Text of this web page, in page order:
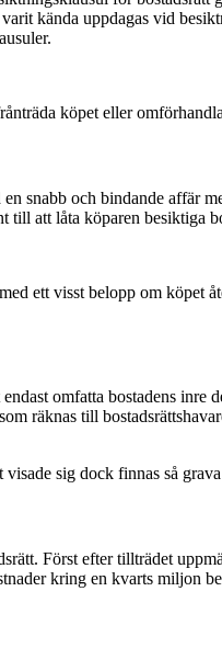
kända uppdagas vid
köpet eller
snabb och bindande affär
att låta köparen besiktiga
ett visst belopp om
omfatta bostadens
räknas till
sig dock finnas så
Först efter tillträdet
kring en kvarts miljon